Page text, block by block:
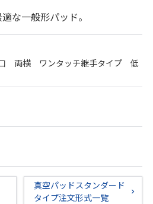
な一般形パッド。
両横 ワンタッチ継手タイプ 低
真空パッドスタンダード
タイプ注文形式一覧